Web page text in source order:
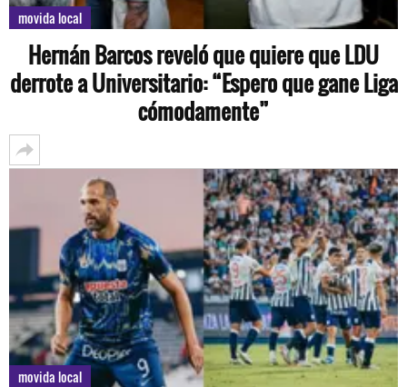
movida local
Hernán Barcos reveló que quiere que LDU
derrote a Universitario: “Espero que gane Liga
cómodamente”
movida local